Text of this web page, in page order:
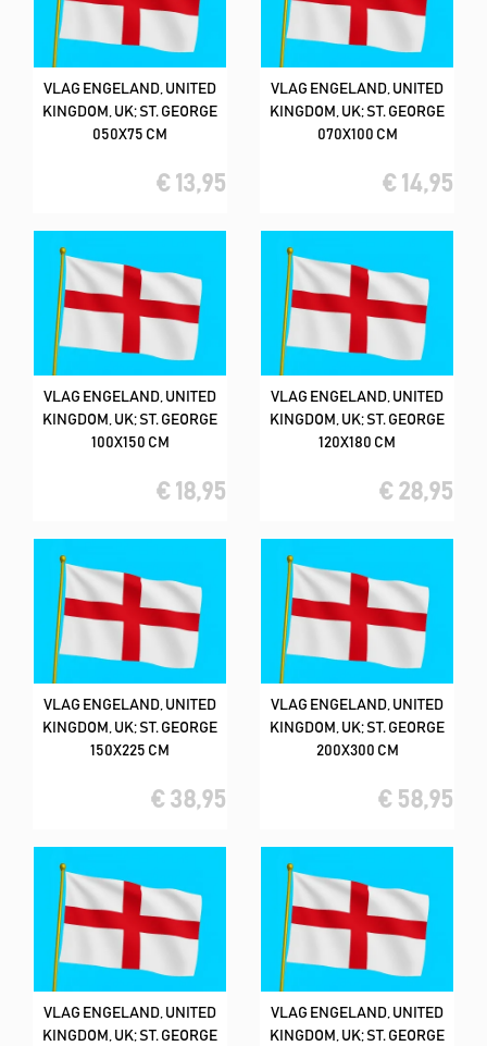
VLAG ENGELAND, UNITED
KINGDOM, UK; ST. GEORGE
050X75 CM
€ 13,95
VLAG ENGELAND, UNITED
KINGDOM, UK; ST. GEORGE
070X100 CM
€ 14,95
VLAG ENGELAND, UNITED
KINGDOM, UK; ST. GEORGE
100X150 CM
€ 18,95
VLAG ENGELAND, UNITED
KINGDOM, UK; ST. GEORGE
120X180 CM
€ 28,95
VLAG ENGELAND, UNITED
KINGDOM, UK; ST. GEORGE
150X225 CM
€ 38,95
VLAG ENGELAND, UNITED
KINGDOM, UK; ST. GEORGE
200X300 CM
€ 58,95
VLAG ENGELAND, UNITED
KINGDOM, UK; ST. GEORGE
VLAG ENGELAND, UNITED
KINGDOM, UK; ST. GEORGE